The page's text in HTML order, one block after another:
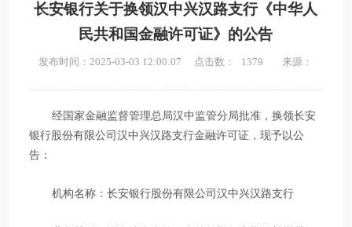
长安银行关于换领汉中兴汉路支行《中华人
民共和国金融许可证》的公告
发布时间：2025-03-03 12:00:07 点击数： 1379 来源：
经国家金融监督管理总局汉中监管分局批准，换领长安
银行股份有限公司汉中兴汉路支行金融许可证，现予以公
告：
机构名称：长安银行股份有限公司汉中兴汉路支行